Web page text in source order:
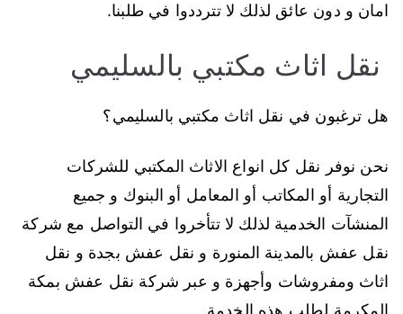
امان و دون عائق لذلك لا تترددوا في طلبنا.
نقل اثاث مكتبي بالسليمي
هل ترغبون في نقل اثاث مكتبي بالسليمي؟
نحن نوفر نقل كل انواع الاثاث المكتبي للشركات
التجارية أو المكاتب أو المعامل أو البنوك و جميع
المنشآت الخدمية لذلك لا تتأخروا في التواصل مع شركة
نقل عفش بالمدينة المنورة و نقل عفش بجدة و نقل
اثاث ومفروشات وأجهزة و عبر شركة نقل عفش بمكة